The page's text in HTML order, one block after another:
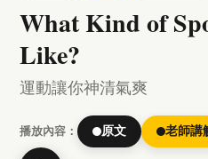
What Kind of
Like?
運動讓你神清氣爽
播放內容： 原文 老師講